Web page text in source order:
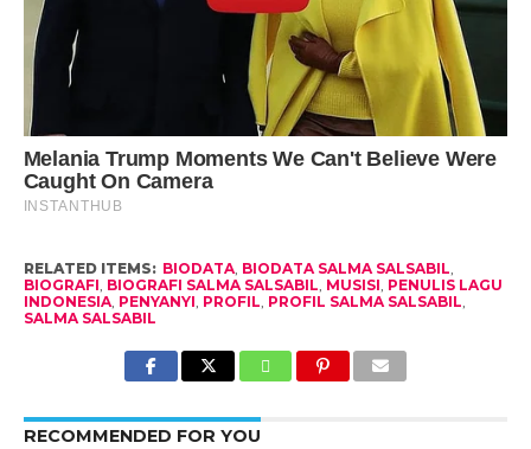
RELATED ITEMS: BIODATA, BIODATA SALMA SALSABIL,
BIOGRAFI, BIOGRAFI SALMA SALSABIL, MUSISI, PENULIS LAGU
INDONESIA, PENYANYI, PROFIL, PROFIL SALMA SALSABIL,
SALMA SALSABIL
RECOMMENDED FOR YOU